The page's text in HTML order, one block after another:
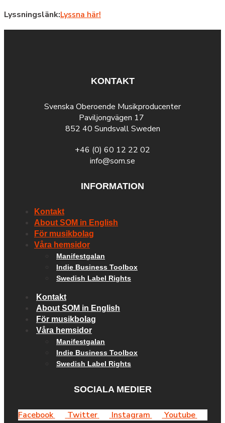
Lyssningslänk:Lyssna här!
KONTAKT
Svenska Oberoende Musikproducenter
Paviljongvägen 17
852 40 Sundsvall Sweden
+46 (0) 60 12 22 02
info@som.se
INFORMATION
Kontakt
About SOM in English
För musikbolag
Våra hemsidor
Manifestgalan
Indie Business Toolbox
Swedish Label Rights
Kontakt
About SOM in English
För musikbolag
Våra hemsidor
Manifestgalan
Indie Business Toolbox
Swedish Label Rights
SOCIALA MEDIER
Facebook Twitter Instagram Youtube